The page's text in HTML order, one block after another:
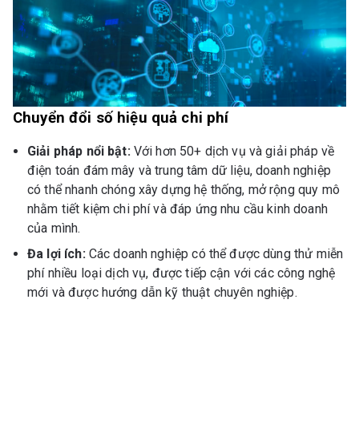
Chuyển đổi số hiệu quả chi phí
Giải pháp nổi bật: Với hơn 50+ dịch vụ và giải pháp về
điện toán đám mây và trung tâm dữ liệu, doanh nghiệp
có thể nhanh chóng xây dựng hệ thống, mở rộng quy mô
nhằm tiết kiệm chi phí và đáp ứng nhu cầu kinh doanh
của mình.
Đa lợi ích: Các doanh nghiệp có thể được dùng thử miễn
phí nhiều loại dịch vụ, được tiếp cận với các công nghệ
mới và được hướng dẫn kỹ thuật chuyên nghiệp.